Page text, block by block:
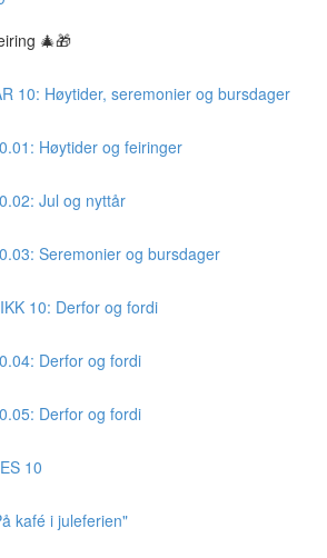
🎄🎁
10: Høytider, seremonier og bursdager
Høytider og feiringer
Jul og nyttår
Seremonier og bursdager
10: Derfor og fordi
Derfor og fordi
Derfor og fordi
10
kafé i juleferien"